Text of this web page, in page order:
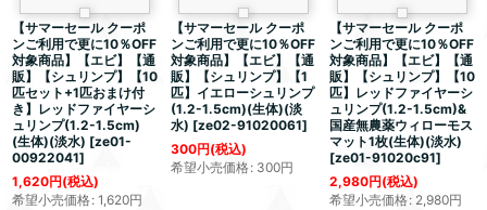
【サマーセール クーポ
ンご利用で更に10％OFF
対象商品】【エビ】【通
販】【シュリンプ】【10
匹セット+1匹おまけ付
き】レッドファイヤーシ
ュリンプ(1.2-1.5cm)
(生体)(淡水) [ze01-
00922041]
1,620円(税込)
希望小売価格: 1,620円
【サマーセール クーポ
ンご利用で更に10％OFF
対象商品】【エビ】【通
販】【シュリンプ】【1
匹】イエローシュリンプ
(1.2-1.5cm)(生体)(淡
水) [ze02-91020061]
300円(税込)
希望小売価格: 300円
【サマーセール クーポ
ンご利用で更に10％OFF
対象商品】【エビ】【通
販】【シュリンプ】【10
匹】レッドファイヤーシ
ュリンプ(1.2-1.5cm)&
国産無農薬ウィローモス
マット1枚(生体)(淡水)
[ze01-91020c91]
2,980円(税込)
希望小売価格: 2,980円